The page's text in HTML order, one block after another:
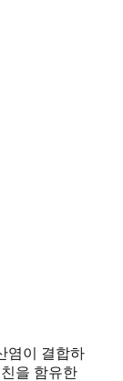
염이 결합하
을 함유한